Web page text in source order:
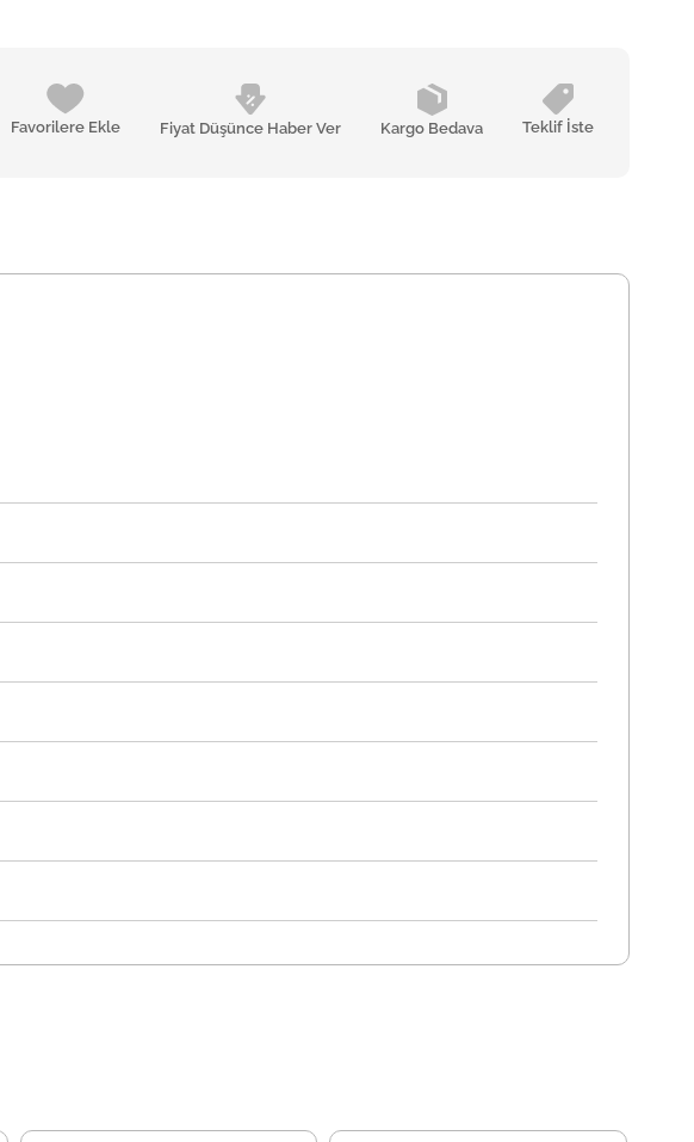
Favorilere Ekle Fiyat Düşünce Haber Ver Kargo Bedava Teklif İste